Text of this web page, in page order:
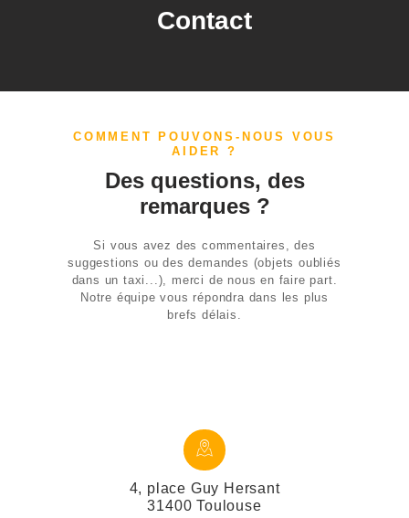
Contact
NOS SERVICES
TOULOUSE
CONTACT
COMMENT POUVONS-NOUS VOUS
AIDER ?
Des questions, des
remarques ?
Si vous avez des commentaires, des
suggestions ou des demandes (objets oubliés
dans un taxi...), merci de nous en faire part.
Notre équipe vous répondra dans les plus
brefs délais.
4, place Guy Hersant
31400 Toulouse